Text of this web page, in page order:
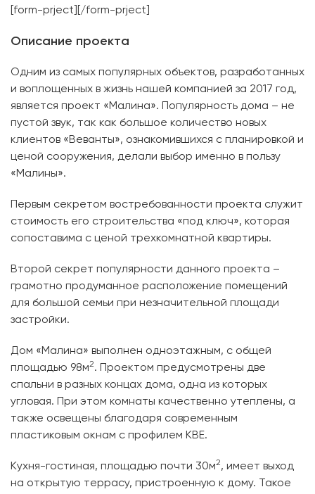
[form-prject][/form-prject]
Описание проекта
Одним из самых популярных объектов, разработанных
и воплощенных в жизнь нашей компанией за 2017 год,
является проект «Малина». Популярность дома – не
пустой звук, так как большое количество новых
клиентов «Веванты», ознакомившихся с планировкой и
ценой сооружения, делали выбор именно в пользу
«Малины».
Первым секретом востребованности проекта служит
стоимость его строительства «под ключ», которая
сопоставима с ценой трехкомнатной квартиры.
Второй секрет популярности данного проекта –
грамотно продуманное расположение помещений
для большой семьи при незначительной площади
застройки.
Дом «Малина» выполнен одноэтажным, с общей
площадью 98м2. Проектом предусмотрены две
спальни в разных концах дома, одна из которых
угловая. При этом комнаты качественно утеплены, а
также освещены благодаря современным
пластиковым окнам с профилем КВЕ.
Кухня-гостиная, площадью почти 30м2, имеет выход
на открытую террасу, пристроенную к дому. Такое